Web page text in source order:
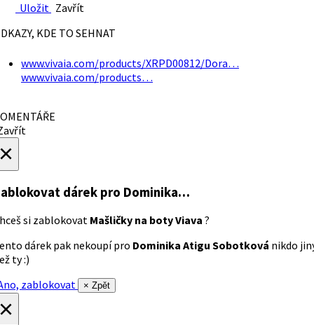
Uložit Zavřít
KDE TO SEHNAT
www.vivaia.com/products/XRPD00812/Dora…
www.vivaia.com/products…
dárek pro Dominika…
si zablokovat Mašličky na boty Viava ?
dárek pak nekoupí pro Dominika Atigu Sobotková nikdo
ty :)
zablokovat
× Zpět